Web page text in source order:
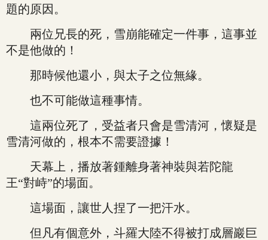
題的原因。
兩位兄長的死，雪崩能確定一件事，這事並
不是他做的！
那時候他還小，與太子之位無緣。
也不可能做這種事情。
這兩位死了，受益者只會是雪清河，懷疑是
雪清河做的，根本不需要證據！
天幕上，播放著鍾離身著神裝與若陀龍
王“對峙”的場面。
這場面，讓世人捏了一把汗水。
但凡有個意外，斗羅大陸不得被打成層巖巨